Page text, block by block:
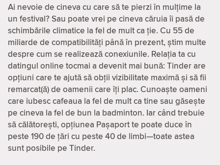
Ai nevoie de cineva cu care să te pierzi în mulțime la
un festival? Sau poate vrei pe cineva căruia îi pasă de
schimbările climatice la fel de mult ca ție. Cu 55 de
miliarde de compatibilităţi până în prezent, știm multe
despre cum se realizează conexiunile. Relația ta cu
datingul online tocmai a devenit mai bună: Tinder are
opțiuni care te ajută să obții vizibilitate maximă și să fii
remarcat(ă) de oamenii care îți plac. Cunoaște oameni
care iubesc cafeaua la fel de mult ca tine sau găsește
pe cineva la fel de bun la badminton. Iar când trebuie
să călătorești, opțiunea Pașaport te poate duce în
peste 190 de țări cu peste 40 de limbi—toate astea
sunt posibile pe Tinder.